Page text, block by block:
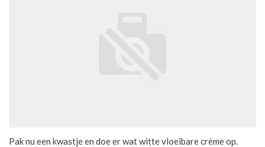
Pak nu een kwastje en doe er wat witte vloeibare crème op.